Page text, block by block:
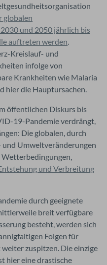
globalen
und 2050 jährlich bis
auftreten werden
Kreislauf- und
infolge von
Krankheiten wie Malaria
hier die Hauptursachen.
öffentlichen Diskurs bis
19-Pandemie verdrängt,
Die globalen, durch
Umweltveränderungen
und Verbreitung
durch geeignete
breit verfügbare
besteht, werden sich
Folgen für
zuspitzen. Die einzige
hier eine drastische